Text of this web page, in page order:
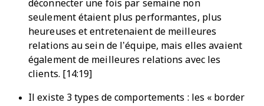
déconnecter une fois par semaine non
seulement étaient plus performantes, plus
heureuses et entretenaient de meilleures
relations au sein de l’équipe, mais elles avaient
également de meilleures relations avec les
clients. [14:19]
Il existe 3 types de comportements : les « border